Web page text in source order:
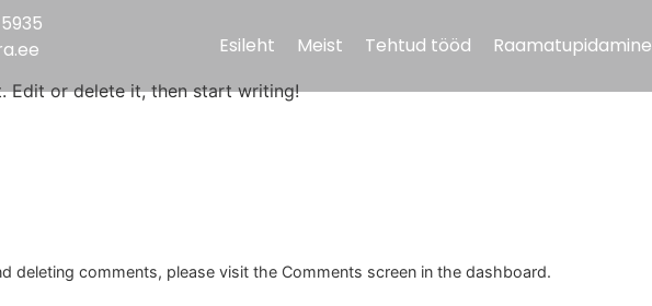
Esileht Meist Tehtud tööd Raamatupidamine
Edit or delete it, then start writing!
deleting comments, please visit the Comments screen in the dashboard.